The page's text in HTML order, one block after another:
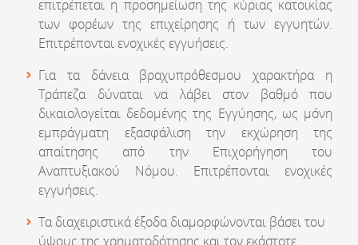
επιτρέπεται η προσημείωση της κύριας κατοικίας
των φορέων της επιχείρησης ή των εγγυητών.
Επιτρέπονται ενοχικές εγγυήσεις.
Για τα δάνεια βραχυπρόθεσμου χαρακτήρα η
Τράπεζα δύναται να λάβει στον βαθμό που
δικαιολογείται δεδομένης της Εγγύησης, ως μόνη
εμπράγματη εξασφάλιση την εκχώρηση της
απαίτησης από την Επιχορήγηση του
Αναπτυξιακού Νόμου. Επιτρέπονται ενοχικές
εγγυήσεις.
Τα διαχειριστικά έξοδα διαμορφώνονται βάσει του
ύψους της χρηματοδότησης και τον εκάστοτε